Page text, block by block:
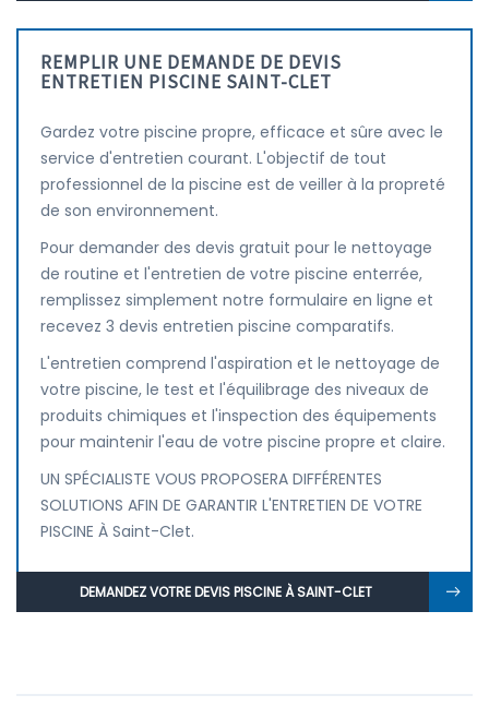
REMPLIR UNE DEMANDE DE DEVIS
ENTRETIEN PISCINE SAINT-CLET
Gardez votre piscine propre, efficace et sûre avec le
service d'entretien courant. L'objectif de tout
professionnel de la piscine est de veiller à la propreté
de son environnement.
Pour demander des devis gratuit pour le nettoyage
de routine et l'entretien de votre piscine enterrée,
remplissez simplement notre formulaire en ligne et
recevez 3 devis entretien piscine comparatifs.
L'entretien comprend l'aspiration et le nettoyage de
votre piscine, le test et l'équilibrage des niveaux de
produits chimiques et l'inspection des équipements
pour maintenir l'eau de votre piscine propre et claire.
UN SPÉCIALISTE VOUS PROPOSERA DIFFÉRENTES
SOLUTIONS AFIN DE GARANTIR L'ENTRETIEN DE VOTRE
PISCINE À Saint-Clet.
DEMANDEZ VOTRE DEVIS PISCINE À SAINT-CLET